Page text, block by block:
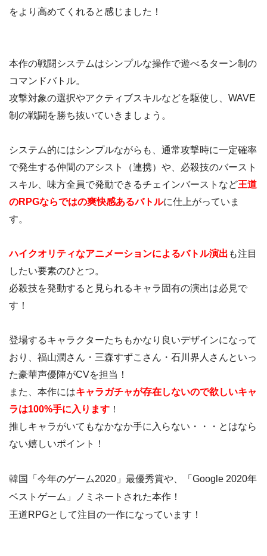
をより高めてくれると感じました！
本作の戦闘システムはシンプルな操作で遊べるターン制の
コマンドバトル。
攻撃対象の選択やアクティブスキルなどを駆使し、WAVE
制の戦闘を勝ち抜いていきましょう。
システム的にはシンプルながらも、通常攻撃時に一定確率
で発生する仲間のアシスト（連携）や、必殺技のバースト
スキル、味方全員で発動できるチェインバーストなど王道
のRPGならではの爽快感あるバトルに仕上がっていま
す。
ハイクオリティなアニメーションによるバトル演出 も注目
したい要素のひとつ。
必殺技を発動すると見られるキャラ固有の演出は必見で
す！
登場するキャラクターたちもかなり良いデザインになって
おり、福山潤さん・三森すずこさん・石川界人さんといっ
た豪華声優陣がCVを担当！
また、本作にはキャラガチャが存在しないので欲しいキャ
ラは100%手に入ります ！
推しキャラがいてもなかなか手に入らない・・・とはなら
ない嬉しいポイント！
韓国「今年のゲーム2020」最優秀賞や、「Google 2020年
ベストゲーム」ノミネートされた本作！
王道RPGとして注目の一作になっています！